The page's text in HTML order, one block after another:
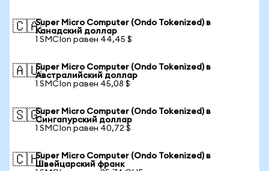
🇨🇦Super Micro Computer (Ondo Tokenized) в
Канадский доллар
1 SMCIon равен 44,45 $
🇦🇺Super Micro Computer (Ondo Tokenized) в
Австралийский доллар
1 SMCIon равен 45,08 $
🇸🇬Super Micro Computer (Ondo Tokenized) в
Сингапурский доллар
1 SMCIon равен 40,72 $
🇨🇭Super Micro Computer (Ondo Tokenized) в
Швейцарский франк